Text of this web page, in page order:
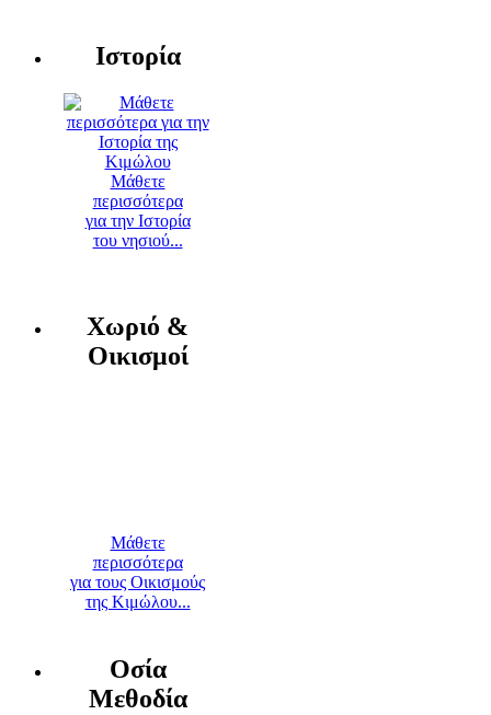
Ιστορία
Μάθετε
περισσότερα
για την Ιστορία
του νησιού...
Χωριό &
Οικισμοί
Μάθετε
περισσότερα
για τους Οικισμούς
της Κιμώλου...
Οσία
Μεθοδία